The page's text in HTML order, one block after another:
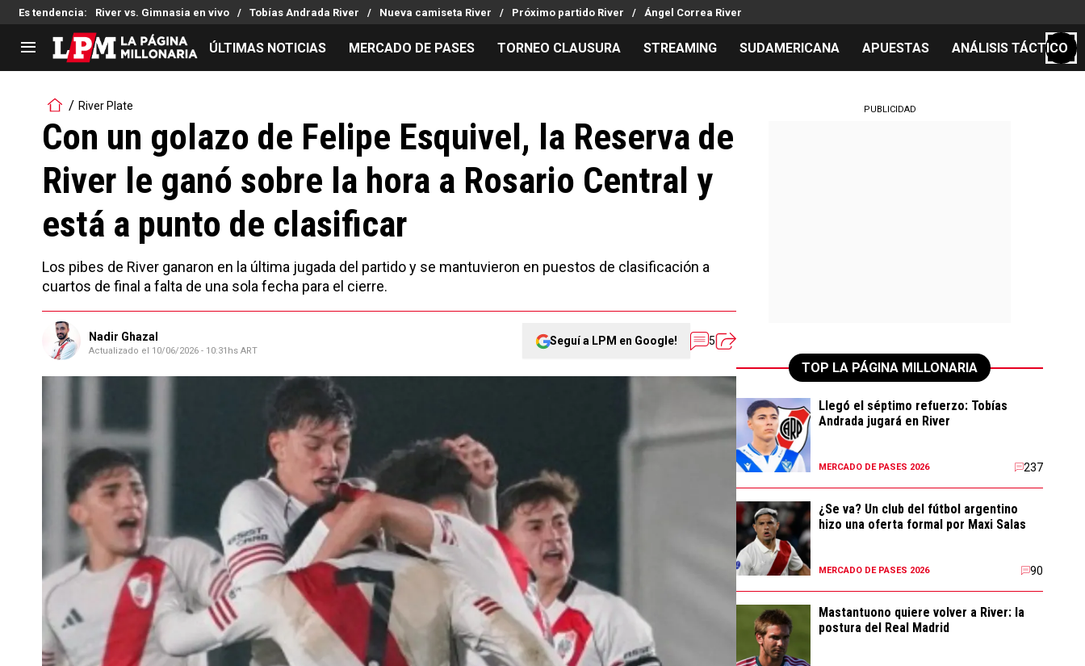
Es tendencia: River vs. Gimnasia en vivo Tobías Andrada River Nueva camiseta River Próximo partido River Ángel Correa River
LIGA PROFESIONAL
Noticias
Tabla de posiciones
Fixture
Reserva
Copa Sudamericana
Copa Argentina
Selección Argentina
Mercado de Pases
Análisis tácticos
Juanfer Quintero
Chacho Coudet
Streaming
Entradas
Hinchas
Los goles de River
Noticias
Guías
Códigos
Pronósticos
ÚLTIMAS NOTICIAS MERCADO DE PASES TORNEO CLAUSURA STREAMING SUDAMERICANA APUESTAS ANÁLISIS TÁCTICO
River Plate
Con un golazo de Felipe Esquivel, la Reserva de
River le ganó sobre la hora a Rosario Central y
está a punto de clasificar
Los pibes de River ganaron en la última jugada del partido y se mantuvieron en puestos de clasificación a
cuartos de final a falta de una sola fecha para el cierre.
Nadir Ghazal
Actualizado el 10/06/2026 - 10:31hs ART
Seguí a LPM en Google! 5
PUBLICIDAD
TOP LA PÁGINA MILLONARIA
Llegó el séptimo refuerzo: Tobías
Andrada jugará en River
MERCADO DE PASES 2026 237
¿Se va? Un club del fútbol argentino
hizo una oferta formal por Maxi Salas
MERCADO DE PASES 2026 90
Mastantuono quiere volver a River: la
postura del Real Madrid